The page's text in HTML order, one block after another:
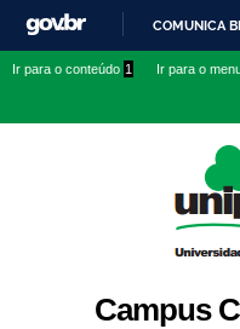
COMUNICA
Ir para o conteúdo 1 Ir para o
Campus